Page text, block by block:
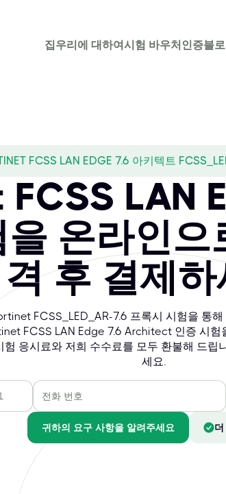
집우리에 대하여시험 바우처 인증블
FCSS LAN EDGE 7.6 아키텍트
LAN
온라인으
격 후 결제
FCSS_LED_AR-7.6 프록시 시험을 통
FCSS LAN Edge 7.6 Architect 인증 시험
험 응시료와 저희 수수료를 모두 환불해 드립
세요.
귀하의 요구 사항을 알려주세요 더